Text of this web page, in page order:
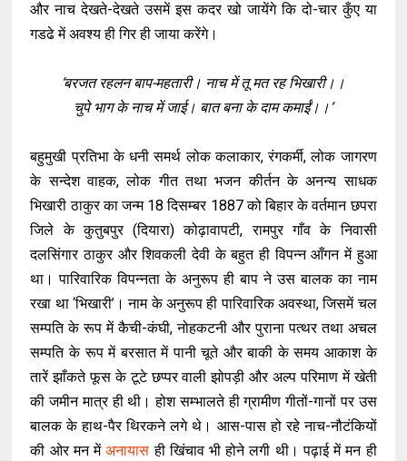
और नाच देखते-देखते उसमें इस कदर खो जायेंगे कि दो-चार कुँए या
गडढे में अवश्य ही गिर ही जाया करेंगे।
‘बरजत रहलन बाप-महतारी। नाच में तू मत रह भिखारी।।
चुपे भाग के नाच में जाई। बात बना के दाम कमाईं।।‘
बहुमुखी प्रतिभा के धनी समर्थ लोक कलाकार, रंगकर्मी, लोक जागरण
के सन्देश वाहक, लोक गीत तथा भजन कीर्तन के अनन्य साधक
भिखारी ठाकुर का जन्म 18 दिसम्बर 1887 को बिहार के वर्तमान छपरा
जिले के कुतुबपुर (दियारा) कोढ़ावापटी, रामपुर गाँव के निवासी
दलसिंगार ठाकुर और शिवकली देवी के बहुत ही विपन्न आँगन में हुआ
था। पारिवारिक विपन्नता के अनुरूप ही बाप ने उस बालक का नाम
रखा था ‘भिखारी’। नाम के अनुरूप ही पारिवारिक अवस्था, जिसमें चल
सम्पति के रूप में कैची-कंघी, नोहकटनी और पुराना पत्थर तथा अचल
सम्पति के रूप में बरसात में पानी चूते और बाकी के समय आकाश के
तारें झाँकते फूस के टूटे छप्पर वाली झोपड़ी और अल्प परिमाण में खेती
की जमीन मात्र ही थी। होश सम्भालते ही ग्रामीण गीतों-गानों पर उस
बालक के हाथ-पैर थिरकने लगे थे। आस-पास हो रहे नाच-नौटंकियों
की ओर मन मेंअनायास ही खिंचाव भी होने लगी थी। पढ़ाई में मन ही